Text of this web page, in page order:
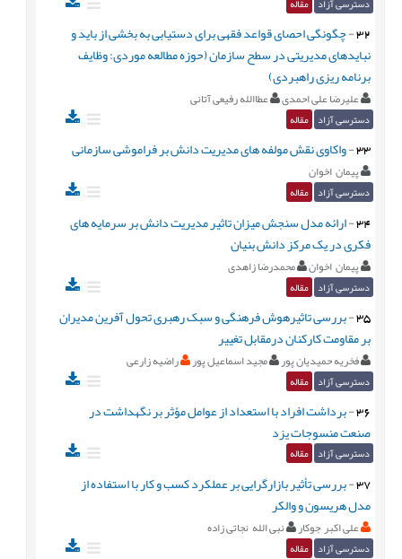
32
-چگونگی احصای قواعد فقهی برای دستیابی به بخشی از باید و
نبایدهای مدیریتی در سطح سازمان (حوزه مطالعه موردی: وظایف
برنامه ریزی راهبردی)
علیرضا علی احمدی عطاالله رفیعی آتانی
دسترسی آزاد مقاله
33
-واکاوی نقش مولفه های مدیریت دانش بر فراموشی سازمانی
پيمان اخوان
دسترسی آزاد مقاله
34
-ارائه مدل سنجش میزان تاثیر مدیریت دانش بر سرمایه های
فکری در یک مرکز دانش بنیان
پيمان اخوان محمدرضا زاهدی
دسترسی آزاد مقاله
35
-بررسی تاثیرهوش فرهنگی و سبک رهبری تحول آفرین مدیران
بر مقاومت کارکنان درمقابل تغییر
فخریه حمیدیان پور مجید اسماعیل پور راضیه زارعی
دسترسی آزاد مقاله
36
-برداشت افراد با استعداد از عوامل مؤثر بر نگهداشت در
صنعت منسوجات يزد
دسترسی آزاد مقاله
37
-بررسی تأثیر بازارگرایی بر عملکرد کسب و کار با استفاده از
مدل هریسون و والکر
علی اکبر جوکار نبی الله نجاتی زاده
دسترسی آزاد مقاله